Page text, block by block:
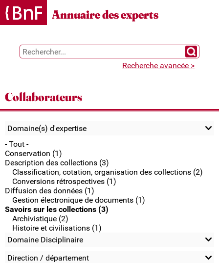
Gestion des cookies
Annuaire des experts
Chercher
Recherche avancée >
Collaborateurs
Domaine(s) d'expertise
- Tout -
Conservation (1)
Description des collections (3)
Classification, cotation, organisation des collections (2)
Conversions rétrospectives (1)
Diffusion des données (1)
Gestion électronique de documents (1)
Savoirs sur les collections (3)
Archivistique (2)
Histoire et civilisations (1)
Domaine Disciplinaire
Direction / département